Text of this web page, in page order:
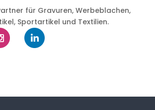
für Gravuren, Werbeblachen,
Sportartikel und Textilien.